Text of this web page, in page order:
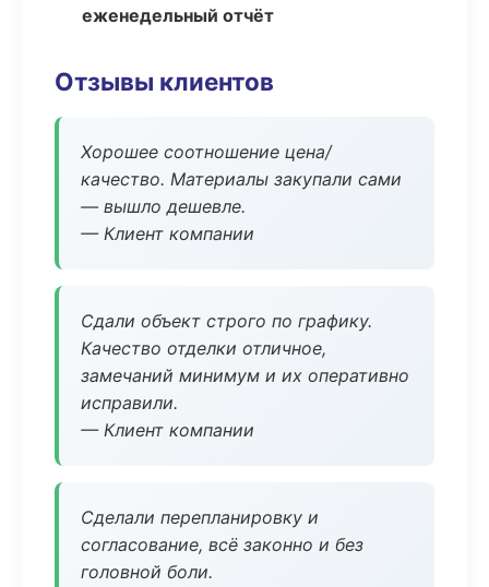
еженедельный отчёт
Отзывы клиентов
Хорошее соотношение цена/
качество. Материалы закупали сами
— вышло дешевле.
— Клиент компании
Сдали объект строго по графику.
Качество отделки отличное,
замечаний минимум и их оперативно
исправили.
— Клиент компании
Сделали перепланировку и
согласование, всё законно и без
головной боли.